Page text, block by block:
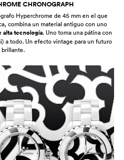
CHRONOGRAPH
Hyperchrome de 45 mm en el que
combina un material antiguo con uno
tecnología. Uno toma una pátina con
a todo. Un efecto vintage para un futuro
brillante.